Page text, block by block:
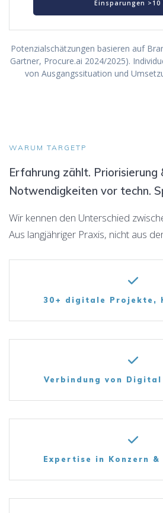
Einsparungen >10
Potenzialschätzungen basieren auf
Gartner, Procure.ai 2024/2025).
von Ausgangssituation und
WARUM TARGETP
Erfahrung zählt. Priorisierung
Notwendigkeiten vor techn.
Wir kennen den Unterschied
Aus langjähriger Praxis, nicht aus
30+ digitale Projekte,
Verbindung von
Expertise in Konzern